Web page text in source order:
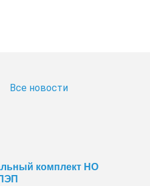
Все новости
комплект НО